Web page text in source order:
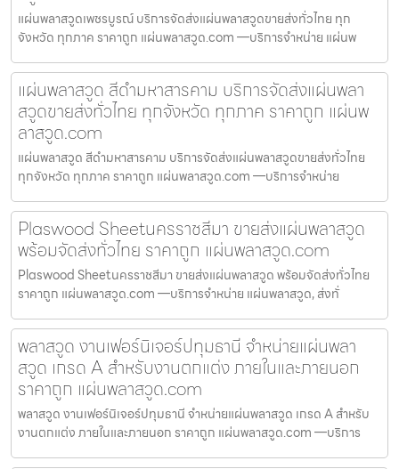
แผ่นพลาสวูดเพชรบูรณ์ บริการจัดส่งแผ่นพลาสวูดขายส่งทั่วไทย ทุก
จังหวัด ทุกภาค ราคาถูก แผ่นพลาสวูด.com —บริการจำหน่าย แผ่นพ
แผ่นพลาสวูด สีดำมหาสารคาม บริการจัดส่งแผ่นพลา
สวูดขายส่งทั่วไทย ทุกจังหวัด ทุกภาค ราคาถูก แผ่นพ
ลาสวูด.com
แผ่นพลาสวูด สีดำมหาสารคาม บริการจัดส่งแผ่นพลาสวูดขายส่งทั่วไทย
ทุกจังหวัด ทุกภาค ราคาถูก แผ่นพลาสวูด.com —บริการจำหน่าย
Plaswood Sheetนครราชสีมา ขายส่งแผ่นพลาสวูด
พร้อมจัดส่งทั่วไทย ราคาถูก แผ่นพลาสวูด.com
Plaswood Sheetนครราชสีมา ขายส่งแผ่นพลาสวูด พร้อมจัดส่งทั่วไทย
ราคาถูก แผ่นพลาสวูด.com —บริการจำหน่าย แผ่นพลาสวูด, ส่งทั่
พลาสวูด งานเฟอร์นิเจอร์ปทุมธานี จำหน่ายแผ่นพลา
สวูด เกรด A สำหรับงานตกแต่ง ภายในและภายนอก
ราคาถูก แผ่นพลาสวูด.com
พลาสวูด งานเฟอร์นิเจอร์ปทุมธานี จำหน่ายแผ่นพลาสวูด เกรด A สำหรับ
งานตกแต่ง ภายในและภายนอก ราคาถูก แผ่นพลาสวูด.com —บริการ